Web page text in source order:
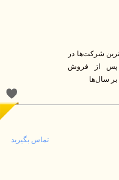
شرکت‌ها در
پس از فروش
سال‌ها
تماس بگیرید